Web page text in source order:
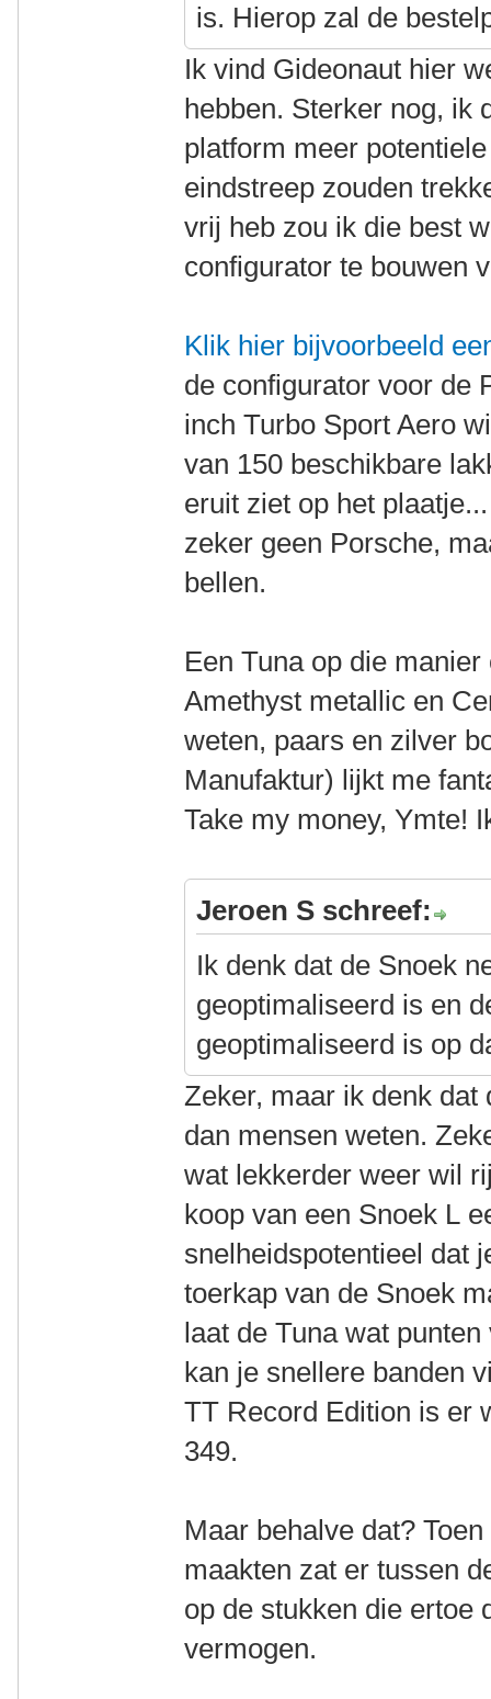
is. Hierop zal de
Ik vind Gideonaut hier
hebben. Sterker nog, ik
platform meer
eindstreep zouden
vrij heb zou ik die best
configurator te bouwen
Klik hier bijvoorbeeld
de configurator voor de
inch Turbo Sport Aero
van 150 beschikbare
eruit ziet op het
zeker geen Porsche,
bellen.
Een Tuna op die
Amethyst metallic en
weten, paars en zilver
Manufaktur) lijkt me
Take my money,
Jeroen S schreef:
Ik denk dat de Snoek
geoptimaliseerd is en
geoptimaliseerd is op
Zeker, maar ik denk
dan mensen weten.
wat lekkerder weer wil
koop van een Snoek L
snelheidspotentieel dat
toerkap van de Snoek
laat de Tuna wat
kan je snellere banden
TT Record Edition is er
349.
Maar behalve dat?
maakten zat er tussen
op de stukken die ertoe
vermogen.